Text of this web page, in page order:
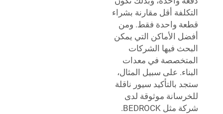
التكلفة أقل مقارنة بشراء
قطعة واحدة فقط. ومن
أفضل الأماكن التي يمكن
البحث فيها الشركات
المتخصصة في معدات
البناء. على سبيل المثال،
ستجد بالتأكيد سيور ناقلة
للخرسانة موثوقة لدى
شركة مثل BEDROCK.